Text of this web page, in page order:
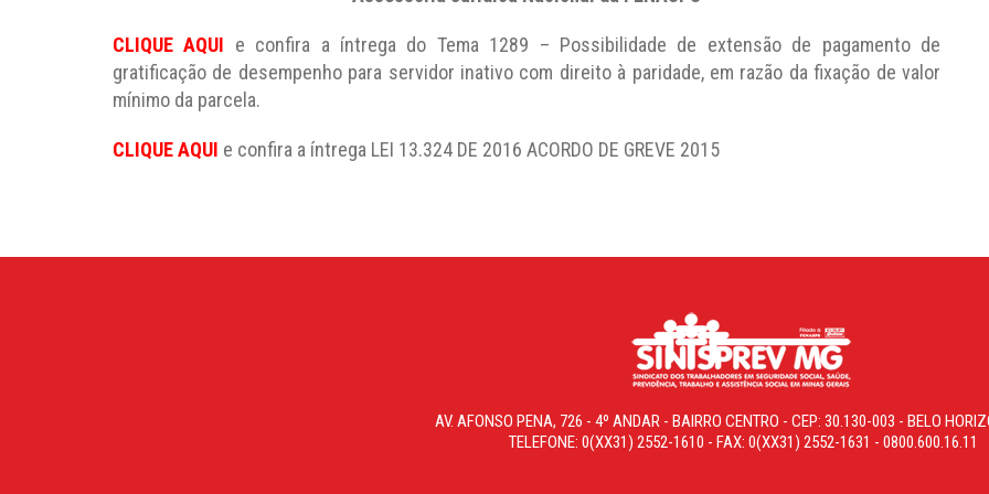
CLIQUE AQUI e confira a íntrega do Tema 1289 – Possibilidade de extensão de pagamento de
gratificação de desempenho para servidor inativo com direito à paridade, em razão da fixação de valor
mínimo da parcela.
CLIQUE AQUI e confira a íntrega LEI 13.324 DE 2016 ACORDO DE GREVE 2015
AV. AFONSO PENA, 726 - 4º ANDAR - BAIRRO CENTRO - CEP: 30.130-003 - BELO
TELEFONE: 0(XX31) 2552-1610 - FAX: 0(XX31) 2552-1631 - 0800.600.16.11